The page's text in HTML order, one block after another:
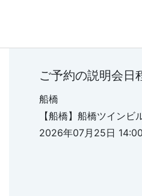
ご予約の説明会日
船橋
【船橋】船橋ツイン
2026年07月25日